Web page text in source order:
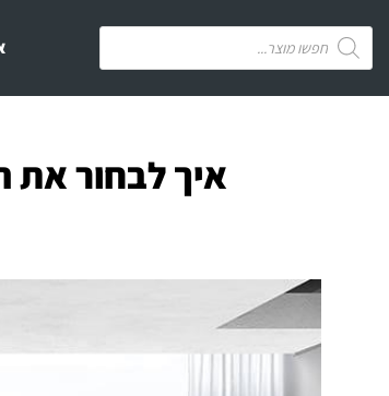
Products
search
איך לבחור את